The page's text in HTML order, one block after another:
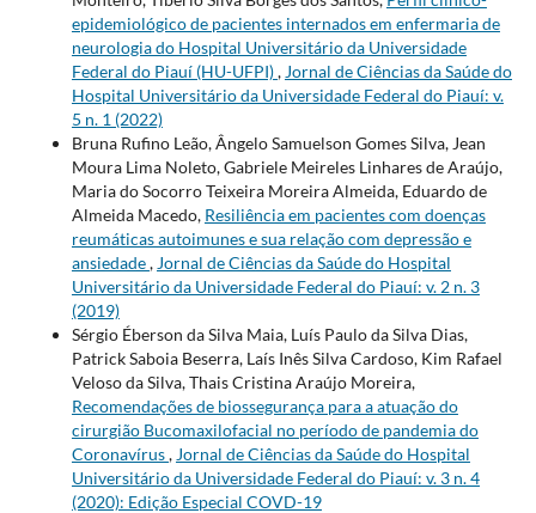
epidemiológico de pacientes internados em enfermaria de
neurologia do Hospital Universitário da Universidade
Federal do Piauí (HU-UFPI), Jornal de Ciências da Saúde do
Hospital Universitário da Universidade Federal do Piauí: v.
5 n. 1 (2022)
Bruna Rufino Leão, Ângelo Samuelson Gomes Silva, Jean
Moura Lima Noleto, Gabriele Meireles Linhares de Araújo,
Maria do Socorro Teixeira Moreira Almeida, Eduardo de
Almeida Macedo, Resiliência em pacientes com doenças
reumáticas autoimunes e sua relação com depressão e
ansiedade, Jornal de Ciências da Saúde do Hospital
Universitário da Universidade Federal do Piauí: v. 2 n. 3
(2019)
Sérgio Éberson da Silva Maia, Luís Paulo da Silva Dias,
Patrick Saboia Beserra, Laís Inês Silva Cardoso, Kim Rafael
Veloso da Silva, Thais Cristina Araújo Moreira,
Recomendações de biossegurança para a atuação do
cirurgião Bucomaxilofacial no período de pandemia do
Coronavírus, Jornal de Ciências da Saúde do Hospital
Universitário da Universidade Federal do Piauí: v. 3 n. 4
(2020): Edição Especial COVD-19